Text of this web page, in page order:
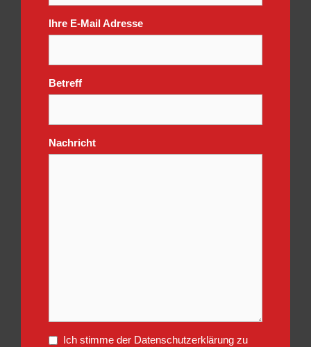
Ihre E-Mail Adresse
Betreff
Nachricht
Ich stimme der Datenschutzerklärung zu